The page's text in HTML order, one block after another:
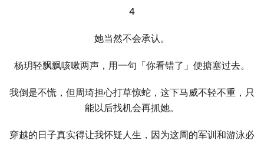
4
她当然不会承认。
杨玥轻飘飘咳嗽两声，用一句「你看错了」便搪塞过去。
我倒是不慌，但周琦担心打草惊蛇，这下马威不轻不重，只
能以后找机会再抓她。
穿越的日子真实得让我怀疑人生，因为这周的军训和游泳必